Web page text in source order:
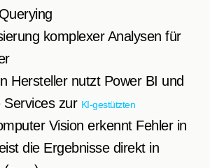
komplexer Analysen für
Hersteller nutzt Power BI und
Services zur KI-gestützten
Vision erkennt Fehler in
die Ergebnisse direkt in